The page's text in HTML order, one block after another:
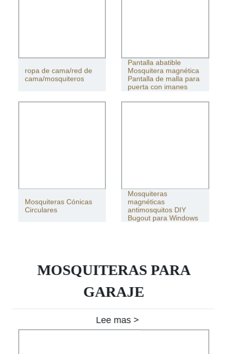
ropa de cama/red de
cama/mosquiteros
Pantalla abatible
Mosquitera magnética
Pantalla de malla para
puerta con imanes
Mosquiteras Cónicas
Circulares
Mosquiteras
magnéticas
antimosquitos DIY
Bugout para Windows
MOSQUITERAS PARA
GARAJE
Lee mas >